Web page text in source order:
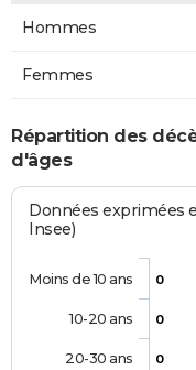
Hommes
Femmes
Répartition des
d'âges
Données exprimées
Insee)
0
0
0
Moins de 10 ans
10-20 ans
20-30 ans